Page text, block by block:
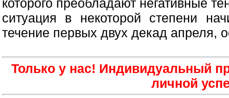
которого преобладают негативные
ситуация в некоторой степени
течение первых двух декад апреля,
Только у нас! Индивидуальный
личной